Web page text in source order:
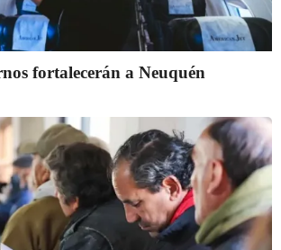
fortalecerán a Neuquén